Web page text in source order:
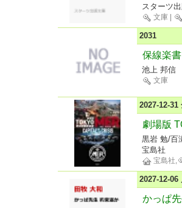
スターツ
文庫
2031
保線楽
池上 邦信
文庫
2027-12-31
劇場版
黒岩 勉/百
宝島社
宝島社,
2027-12-06
かっぱ